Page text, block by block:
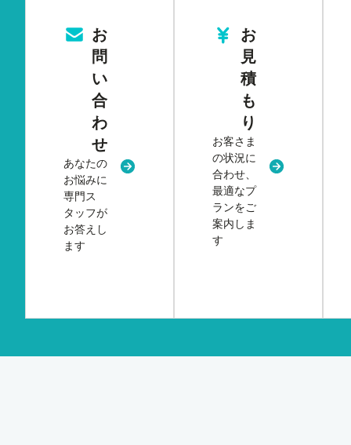
お
問
い
合
わ
せ
あなたの
お悩みに
専門ス
タッフが
お答えし
ます
新規タブまたはウィンドウで開く
お
見
積
も
り
お客さま
の状況に
合わせ、
最適なプ
ランをご
案内しま
す
新規タブま